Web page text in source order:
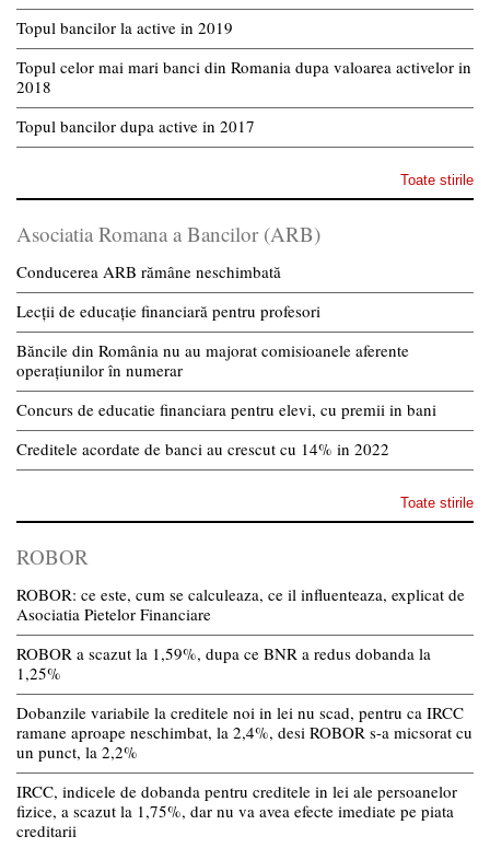
Topul bancilor la active in 2019
Topul celor mai mari banci din Romania dupa valoarea activelor in
2018
Topul bancilor dupa active in 2017
Toate stirile
Asociatia Romana a Bancilor (ARB)
Conducerea ARB rămâne neschimbată
Lecții de educație financiară pentru profesori
Băncile din România nu au majorat comisioanele aferente
operațiunilor în numerar
Concurs de educatie financiara pentru elevi, cu premii in bani
Creditele acordate de banci au crescut cu 14% in 2022
Toate stirile
ROBOR
ROBOR: ce este, cum se calculeaza, ce il influenteaza, explicat de
Asociatia Pietelor Financiare
ROBOR a scazut la 1,59%, dupa ce BNR a redus dobanda la
1,25%
Dobanzile variabile la creditele noi in lei nu scad, pentru ca IRCC
ramane aproape neschimbat, la 2,4%, desi ROBOR s-a micsorat cu
un punct, la 2,2%
IRCC, indicele de dobanda pentru creditele in lei ale persoanelor
fizice, a scazut la 1,75%, dar nu va avea efecte imediate pe piata
creditarii